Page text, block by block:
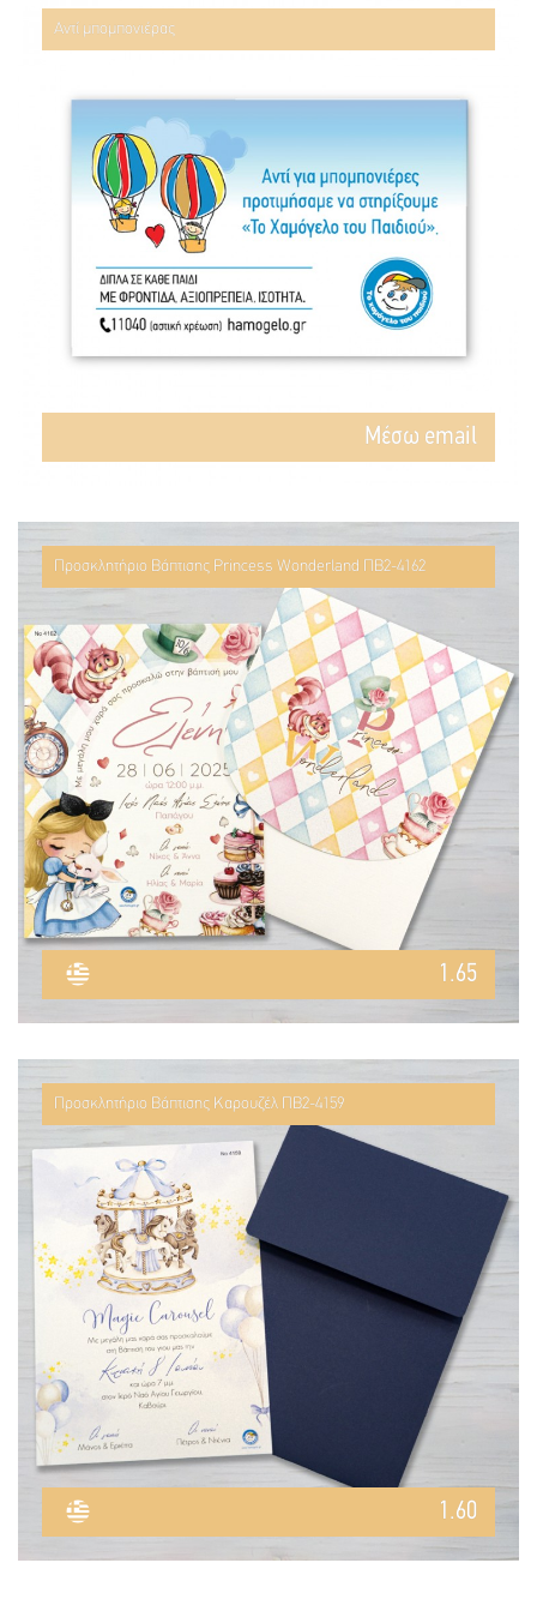
Αντί μπομπονιέρας
Mέσω email
Προσκλητήριο Βάπτισης Princess Wonderland ΠΒ2-4162
1.65
Προσκλητήριο Βάπτισης Καρουζέλ ΠΒ2-4159
1.60